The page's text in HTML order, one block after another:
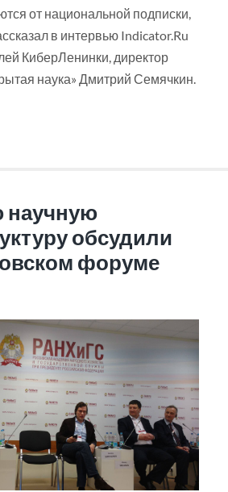
от национальной подписки,
в интервью Indicator.Ru
КиберЛенинки, директор
наука» Дмитрий Семячкин.
научную
обсудили
форуме